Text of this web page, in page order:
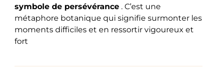
symbole de persévérance . C’est une
métaphore botanique qui signifie surmonter les
moments difficiles et en ressortir vigoureux et
fort